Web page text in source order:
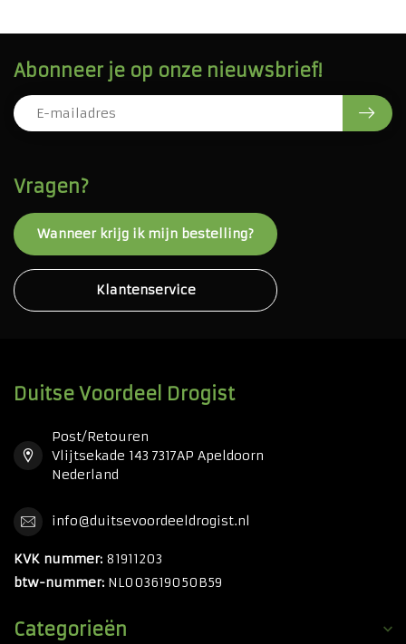
Vragen?
Wanneer krijg ik mijn bestelling?
Klantenservice
Abonneer je op onze nieuwsbrief!
Duitse Voordeel Drogist
Post/Retouren
Vlijtsekade 143 7317AP Apeldoorn
Nederland
info@duitsevoordeeldrogist.nl
KVK nummer: 81911203
btw-nummer: NL003619050B59
Categorieën